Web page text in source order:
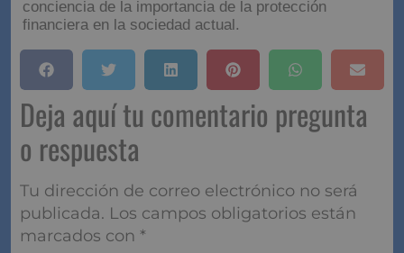
conciencia de la importancia de la protección
financiera en la sociedad actual.
Deja aquí tu comentario pregunta
o respuesta
Tu dirección de correo electrónico no será
publicada. Los campos obligatorios están
marcados con *